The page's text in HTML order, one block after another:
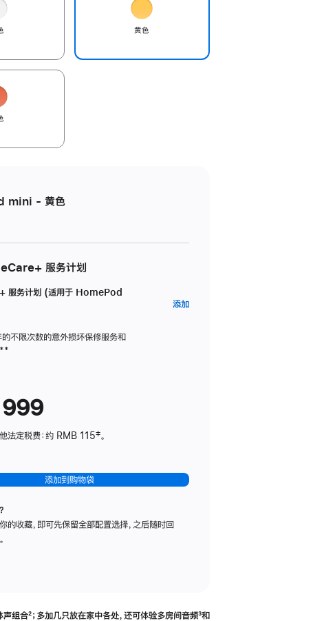
黄色
mini - 黄色
服务计划
服务计划 (适用于 HomePod
不限次数的意外损坏保修服务和
添加AppleCare+
999
法定税费：约 RMB 115‡。
添加到购物袋
的收藏，即可先保留全部配置选择，之后随时回
声组合脚
²；多加几只放在家中各处，还可体验多‍房‍间音频脚
³和